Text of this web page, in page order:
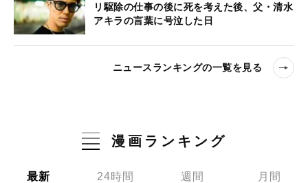
リ駆除の仕事の後に死を考えた後、父・清水
アキラの言葉に号泣した日
ニュースランキングの一覧を見る
漫画ランキング
最新 24時間 週間 月間